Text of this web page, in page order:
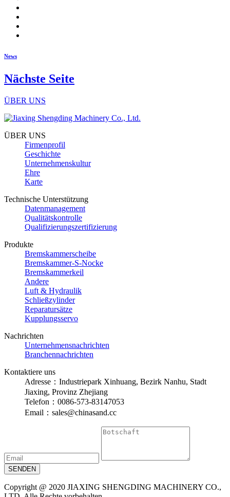
News
Nächste Seite
ÜBER UNS
ÜBER UNS
Firmenprofil
Geschichte
Unternehmenskultur
Ehre
Karte
Technische Unterstützung
Datenmanagement
Qualitätskontrolle
Qualifizierungszertifizierung
Produkte
Bremskammerscheibe
Bremskammer-S-Nocke
Bremskammerkeil
Andere
Luft & Hydraulik
Schließzylinder
Reparatursätze
Kupplungsservo
Nachrichten
Unternehmensnachrichten
Branchennachrichten
Kontaktiere uns
Adresse：Industriepark Xinhuang, Bezirk Nanhu, Stadt
Jiaxing, Provinz Zhejiang
Telefon：0086-573-83147053
Email：sales@chinasand.cc
Copyright @ 2020 JIAXING SHENGDING MACHINERY CO.,